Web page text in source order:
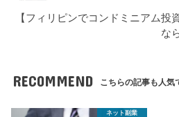
【フィリピンでコンドミニアム投
な
RECOMMEND こちらの記事も人気
ネット副業